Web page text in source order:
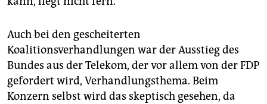
Auch bei den gescheiterten
Koalitionsverhandlungen war der Ausstieg des
Bundes aus der Telekom, der vor allem von der FDP
gefordert wird, Verhandlungsthema. Beim
Konzern selbst wird das skeptisch gesehen, da